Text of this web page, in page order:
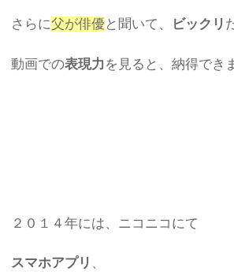
さらに父が俳優 と聞いて、 ビックリ
動画での表現力 を見ると、納得でき
２０１４年には、ニコニコにて
スマホアプリ 、